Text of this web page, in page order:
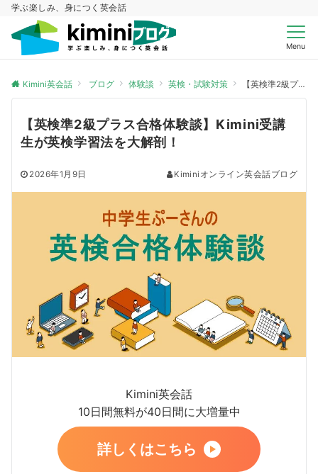
学ぶ楽しみ、身につく英会話
Menu
Kimini英会話 ブログ 体験談 英検・試験対策 【英検準2級プラス合格体験談】Kimini受講生が英検学習法を大解剖！
【英検準2級プラス合格体験談】Kimini受講
生が英検学習法を大解剖！
2026年1月9日 Kiminiオンライン英会話ブログ
Kimini英会話
10日間無料が40日間に大増量中
詳しくはこちら